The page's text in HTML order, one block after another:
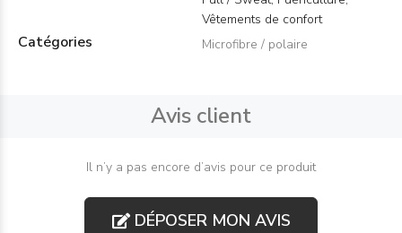
Vêtements de confort
Catégories Microfibre / polaire
Avis client
Il n’y a pas encore d’avis pour ce produit
DÉPOSER MON AVIS